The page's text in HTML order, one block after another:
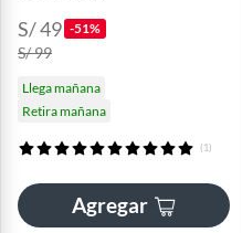
S/ 49 -51%
S/ 99
Llega mañana
Retira mañana
(1)
Agregar